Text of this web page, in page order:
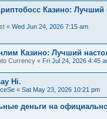
Казино:
« Wed Jun 24, 2026 7:15 am
Казино: Лучший
Currency « Fri Jul 24, 2026 4:45
Hi.
« Sat May 23, 2026 10:21 pm
деньги на